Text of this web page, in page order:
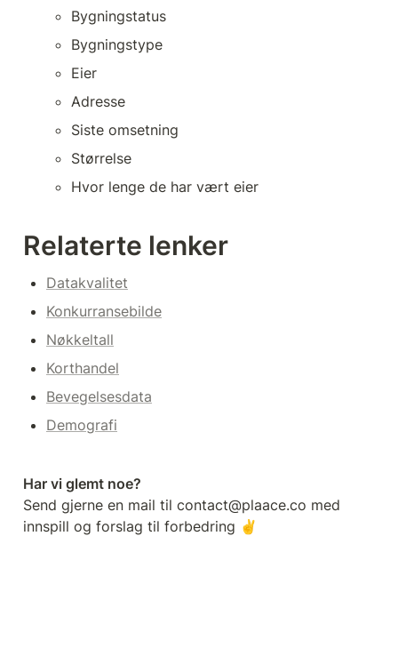
Bygningstatus
Bygningstype
Eier
Adresse
Siste omsetning
Størrelse
Hvor lenge de har vært eier
Relaterte lenker
Datakvalitet
Konkurransebilde
Nøkkeltall
Korthandel
Bevegelsesdata
Demografi
Send gjerne en mail til contact@plaace.co med
innspill og forslag til forbedring ✌️